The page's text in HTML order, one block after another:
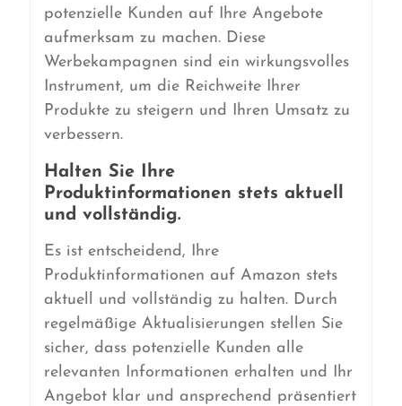
potenzielle Kunden auf Ihre Angebote
aufmerksam zu machen. Diese
Werbekampagnen sind ein wirkungsvolles
Instrument, um die Reichweite Ihrer
Produkte zu steigern und Ihren Umsatz zu
verbessern.
Halten Sie Ihre
Produktinformationen stets aktuell
und vollständig.
Es ist entscheidend, Ihre
Produktinformationen auf Amazon stets
aktuell und vollständig zu halten. Durch
regelmäßige Aktualisierungen stellen Sie
sicher, dass potenzielle Kunden alle
relevanten Informationen erhalten und Ihr
Angebot klar und ansprechend präsentiert